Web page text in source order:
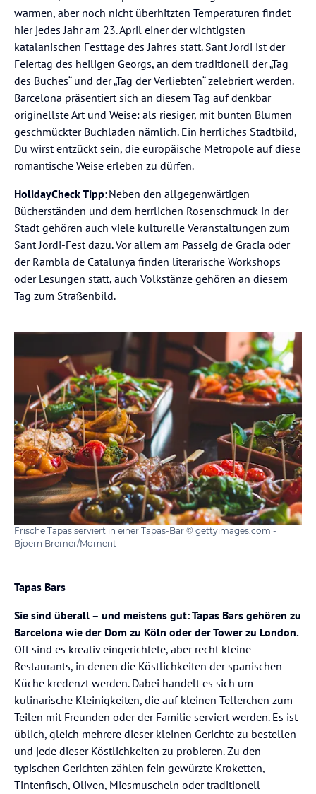
Um Barcelona wirklich kennenzulernen, planst Du am
besten mehrere Tage ein.Die herrliche Architektur der Stadt,
die fröhlichen Menschen, das fantastische Essen – Du wirst
in jedem Stadtviertel Barcelonas Plätze finden, die sich auf
jedem Instagram-Account prima machen. Das Barri Gótic
zum Beispiel, das alte Zentrum der Stadt: Einige der
Gebäude stammen noch aus der Zeit der Römer, viele aus
der des Mittelalters. Ein Spaziergang durch das Barri Gótic
fühlt sich an wie eine Zeitreise. Viele BesucherInnern
wollen erfahrungsgemäß einen Barcelona-Trip auch mit
traditionell die besten Fußballspieler der Welt antreten.
Noch bis zur Saison 2025/26 aber wird das berühmte
Stadion restauriert und ist nicht für Führungen geöffnet.
Erst im Jahr 2026 wird der Umbau abgeschlossen sein.
Dann finden in einem der modernsten Stadien der Welt 105
000 Zuschauer Platz.
warmen, aber noch nicht überhitzten Temperaturen findet
hier jedes Jahr am 23. April einer der wichtigsten
katalanischen Festtage des Jahres statt. Sant Jordi ist der
Feiertag des heiligen Georgs, an dem traditionell der „Tag
des Buches“ und der „Tag der Verliebten“ zelebriert werden.
Barcelona präsentiert sich an diesem Tag auf denkbar
originellste Art und Weise: als riesiger, mit bunten Blumen
geschmückter Buchladen nämlich. Ein herrliches Stadtbild,
Du wirst entzückt sein, die europäische Metropole auf diese
romantische Weise erleben zu dürfen.
HolidayCheck Tipp:Neben den allgegenwärtigen
Bücherständen und dem herrlichen Rosenschmuck in der
Stadt gehören auch viele kulturelle Veranstaltungen zum
Sant Jordi-Fest dazu. Vor allem am Passeig de Gracia oder
der Rambla de Catalunya finden literarische Workshops
oder Lesungen statt, auch Volkstänze gehören an diesem
Tag zum Straßenbild.
Frische Tapas serviert in einer Tapas-Bar © gettyimages.com -
Bjoern Bremer/Moment
Tapas Bars
Sie sind überall – und meistens gut: Tapas Bars gehören zu
Barcelona wie der Dom zu Köln oder der Tower zu London.
Oft sind es kreativ eingerichtete, aber recht kleine
Restaurants, in denen die Köstlichkeiten der spanischen
Küche kredenzt werden. Dabei handelt es sich um
kulinarische Kleinigkeiten, die auf kleinen Tellerchen zum
Teilen mit Freunden oder der Familie serviert werden. Es ist
üblich, gleich mehrere dieser kleinen Gerichte zu bestellen
und jede dieser Köstlichkeiten zu probieren. Zu den
typischen Gerichten zählen fein gewürzte Kroketten,
Tintenfisch, Oliven, Miesmuscheln oder traditionell